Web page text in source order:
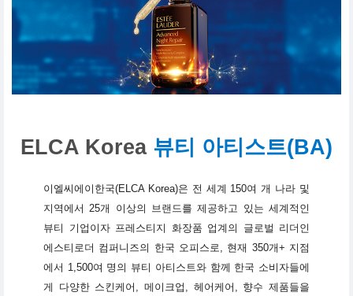
ELCA Korea 뷰티 아티스트(BA)
이엘씨에이한국(ELCA Korea)은 전 세계 150여 개 나라 및
지역에서 25개 이상의 브랜드를 제공하고 있는 세계적인
뷰티 기업이자 프레스티지 화장품 업계의 글로벌 리더인
에스티로더 컴퍼니즈의 한국 오피스로, 현재 350개+ 지점
에서 1,500여 명의 뷰티 아티스트와 함께 한국 소비자들에
게 다양한 스킨케어, 메이크업, 헤어케어, 향수 제품들을